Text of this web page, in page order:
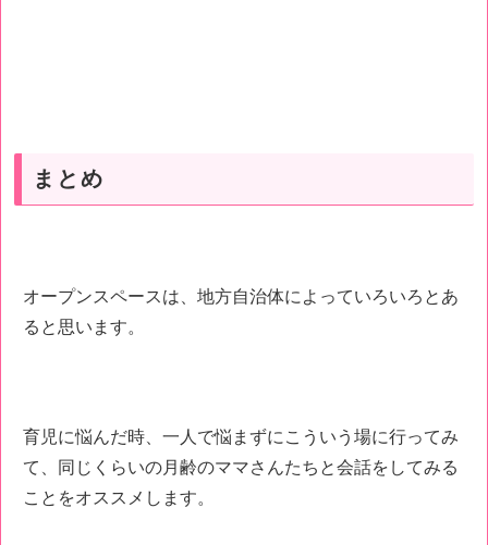
まとめ
オープンスペースは、地方自治体によっていろいろとあ
ると思います。
育児に悩んだ時、一人で悩まずにこういう場に行ってみ
て、同じくらいの月齢のママさんたちと会話をしてみる
ことをオススメします。